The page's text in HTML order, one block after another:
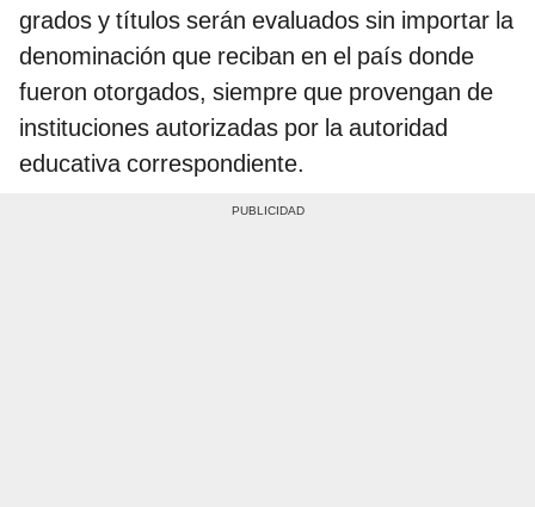
grados y títulos serán evaluados sin importar la
denominación que reciban en el país donde
fueron otorgados, siempre que provengan de
instituciones autorizadas por la autoridad
educativa correspondiente.